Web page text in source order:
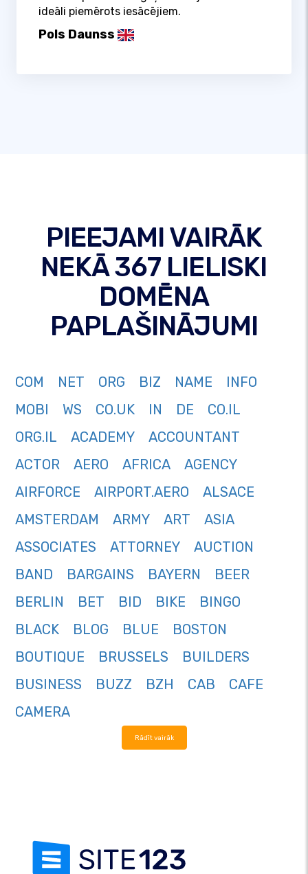
ideāli piemērots iesācējiem.
Pols Daunss
PIEEJAMI VAIRĀK
NEKĀ 367 LIELISKI
DOMĒNA
PAPLAŠINĀJUMI
COM NET ORG BIZ NAME
INFO
MOBI
WS CO.UK IN DE
CO.IL
ORG.IL
ACADEMY
ACCOUNTANT
ACTOR
AERO AFRICA
AGENCY
AIRFORCE
AIRPORT.AERO
ALSACE
AMSTERDAM
ARMY ART
ASIA
ASSOCIATES
ATTORNEY
AUCTION
BAND
BARGAINS BAYERN
BEER
BERLIN
BET BID BIKE
BINGO
BLACK
BLOG BLUE
BOSTON
BOUTIQUE
BRUSSELS
BUILDERS
BUSINESS
BUZZ BZH CAB
CAFE
CAMERA
Rādīt vairāk